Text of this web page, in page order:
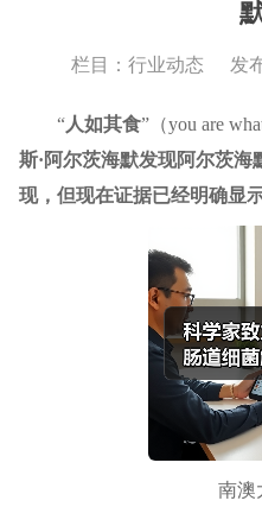
栏目：行业动态 发
“人如其食”（you are
斯·阿尔茨海默发现阿尔茨
现，但现在证据已经明确显
南澳